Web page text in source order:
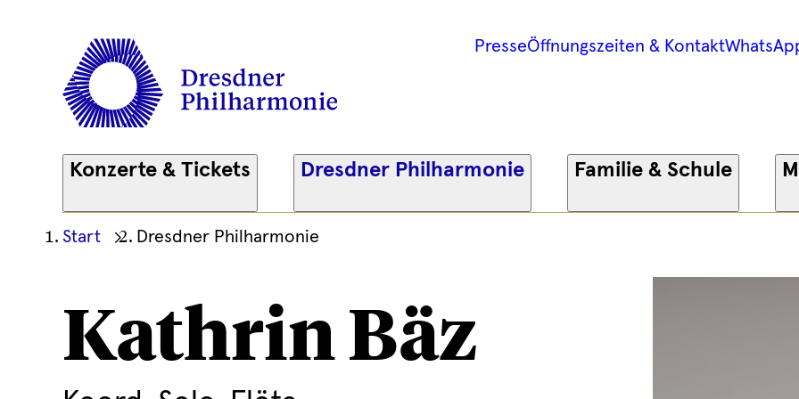
PresseÖffnungszeiten & Kontakt
Konzerte & Tickets Dresdner Philharmonie Familie & Schule
Ihre
Start Dresdner Philharmonie
Kathrin Bäz